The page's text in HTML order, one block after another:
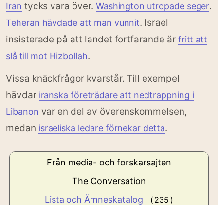
Iran tycks vara över. Washington utropade seger.
Teheran hävdade att man vunnit. Israel
insisterade på att landet fortfarande är fritt att
slå till mot Hizbollah.
Vissa knäckfrågor kvarstår. Till exempel
hävdar iranska företrädare att nedtrappning i
Libanon var en del av överenskommelsen,
medan israeliska ledare förnekar detta.
Från media- och forskarsajten
The Conversation
Lista och Ämneskatalog
( 235 )